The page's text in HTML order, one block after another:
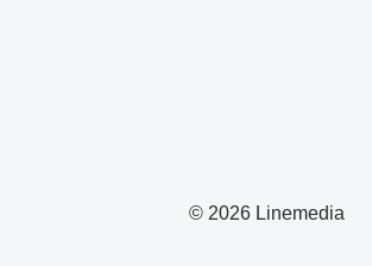
© 2026 Linemedia